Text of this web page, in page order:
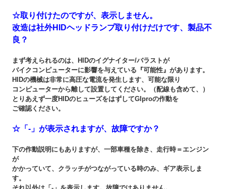
☆取り付けたのですが、表示しません。
改造は社外HIDヘッドランプ取り付けだけです、製品不
良？
まず考えられるのは、HIDのイグナイター/バラストが
バイクコンピューターに影響を与えている『可能性』があります。
HIDの機械は非常に高圧な電流を発生します、可能な限り
コンピューターから離して設置してください。（配線も含めて、）
とりあえず一度HIDのヒューズをはずしてGIproの作動を
ご確認ください。
☆「-」が表示されますが、故障ですか？
下の作動説明にもありますが、一部車種を除き、走行時＝エンジン
が
かかっていて、クラッチがつながっている時のみ、ギア表示しま
す。